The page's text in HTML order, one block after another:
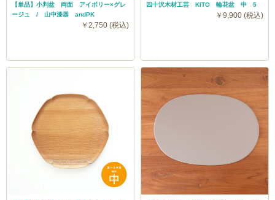
おにぎりやサンドイッチなどの軽食を食べるときのラン
チョンマットとして使ったり、ごはんのお代わりを運ん
だり、ブレイクタイムのティーセットにも使いやすい中
【単品】小判盆 両面 アイボリー×グレ
ージュ / 山中漆器 andPK
￥2,750 (税込)
四十沢木材工芸 KITO 輪花盆 中 5
￥9,900 (税込)